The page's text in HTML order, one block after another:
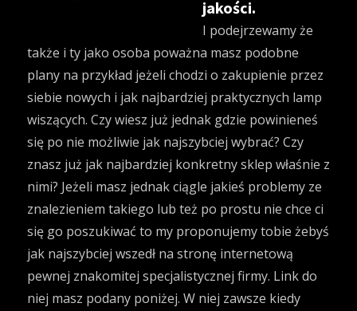
jakości.
I podejrzewamy że
także i ty jako osoba poważna masz podobne
plany na przykład jeżeli chodzi o zakupienie przez
siebie nowych i jak najbardziej praktycznych lamp
wiszących. Czy wiesz już jednak gdzie powinieneś
się po nie możliwie jak najszybciej wybrać? Czy
znasz już jak najbardziej konkretny sklep właśnie z
nimi? Jeżeli masz jednak ciągle jakieś problemy ze
znalezieniem takiego lub też po prostu nie chce ci
się go poszukiwać to my proponujemy tobie żebyś
jak najszybciej wszedł na stronę internetową
pewnej znakomitej specjalistycznej firmy. Link do
niej masz podany poniżej. W niej zawsze kiedy